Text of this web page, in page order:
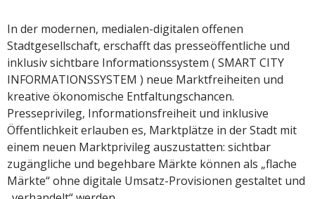
In der modernen, medialen-digitalen offenen
Stadtgesellschaft, erschafft das presseöffentliche und
inklusiv sichtbare Informationssystem ( SMART CITY
INFORMATIONSSYSTEM ) neue Marktfreiheiten und
kreative ökonomische Entfaltungschancen.
Presseprivileg, Informationsfreiheit und inklusive
Öffentlichkeit erlauben es, Marktplätze in der Stadt mit
einem neuen Marktprivileg auszustatten: sichtbar
zugängliche und begehbare Märkte können als „flache
Märkte“ ohne digitale Umsatz-Provisionen gestaltet und